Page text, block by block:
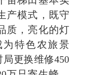
产模式，既守
质，亮化的灯
特色农旅景
更换维修450